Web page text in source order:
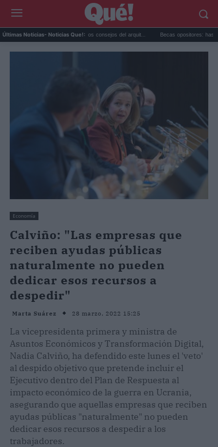
Últimas Noticias- Noticias Que!:
Cómo evitar calor en casa: los consejos del arquit... Becas opositores: hasta 75
Economía
Calviño: "Las empresas que
reciben ayudas públicas
naturalmente no pueden
dedicar esos recursos a
despedir"
Marta Suárez 28 marzo, 2022 15:25
La vicepresidenta primera y ministra de
Asuntos Económicos y Transformación Digital,
Nadia Calviño, ha defendido este lunes el 'veto'
al despido objetivo que pretende incluir el
Ejecutivo dentro del Plan de Respuesta al
impacto económico de la guerra en Ucrania,
asegurando que aquellas empresas que reciben
ayudas públicas "naturalmente" no pueden
dedicar esos recursos a despedir a los
trabajadores.